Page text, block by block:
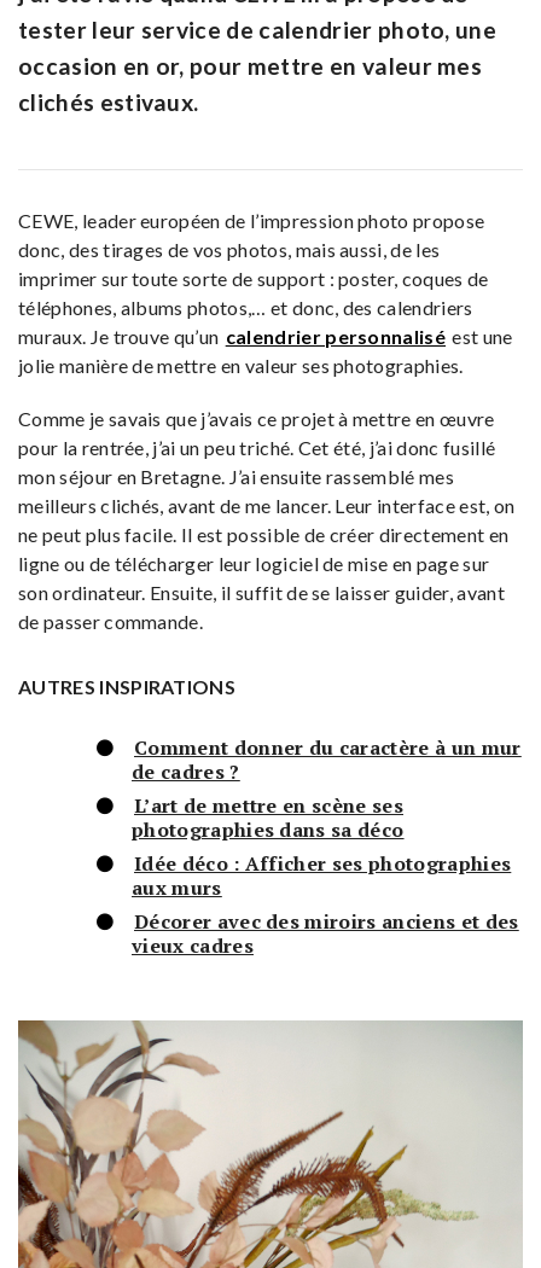
tester leur service de calendrier photo, une
occasion en or, pour mettre en valeur mes
clichés estivaux.
CEWE, leader européen de l’impression photo propose
donc, des tirages de vos photos, mais aussi, de les
imprimer sur toute sorte de support : poster, coques de
téléphones, albums photos,… et donc, des calendriers
muraux. Je trouve qu’un calendrier personnalisé est une
jolie manière de mettre en valeur ses photographies.
Comme je savais que j’avais ce projet à mettre en œuvre
pour la rentrée, j’ai un peu triché. Cet été, j’ai donc fusillé
mon séjour en Bretagne. J’ai ensuite rassemblé mes
meilleurs clichés, avant de me lancer. Leur interface est, on
ne peut plus facile. Il est possible de créer directement en
ligne ou de télécharger leur logiciel de mise en page sur
son ordinateur. Ensuite, il suffit de se laisser guider, avant
de passer commande.
AUTRES INSPIRATIONS
Comment donner du caractère à un mur
de cadres ?
L’art de mettre en scène ses
photographies dans sa déco
Idée déco : Afficher ses photographies
aux murs
Décorer avec des miroirs anciens et des
vieux cadres